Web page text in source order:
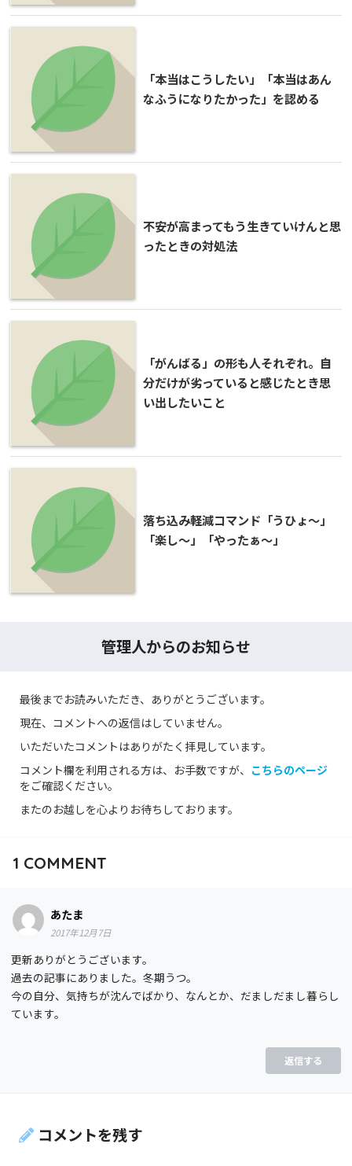
「本当はこうしたい」「本当はあん
なふうになりたかった」を認める
不安が高まってもう生きていけんと思
ったときの対処法
「がんばる」の形も人それぞれ。自
分だけが劣っていると感じたとき思
い出したいこと
落ち込み軽減コマンド「うひょ～」
「楽し〜」「やったぁ～」
管理人からのお知らせ
最後までお読みいただき、ありがとうございます。
現在、コメントへの返信はしていません。
いただいたコメントはありがたく拝見しています。
コメント欄を利用される方は、お手数ですが、 こちらのページ
をご確認ください。
またのお越しを心よりお待ちしております。
1 COMMENT
あたま
2017年12月7日
更新ありがとうございます。
過去の記事にありました。冬期うつ。
今の自分、気持ちが沈んでばかり、なんとか、だましだまし暮らし
ています。
返信する
コメントを残す